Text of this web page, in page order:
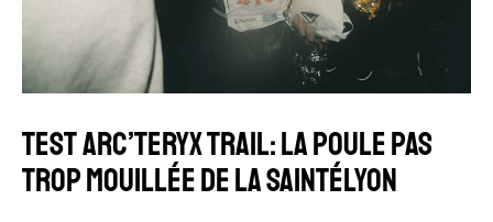
TEST ARC’TERYX TRAIL: LA POULE PAS
TROP MOUILLÉE DE LA SAINTÉLYON